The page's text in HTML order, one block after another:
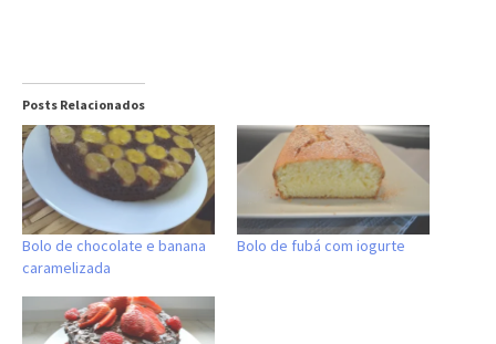
Posts Relacionados
Bolo de chocolate e banana
caramelizada
Bolo de fubá com iogurte